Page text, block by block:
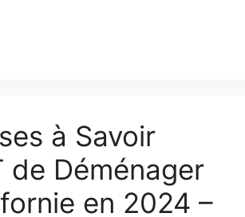
à Savoir
de Déménager
en 2024 –